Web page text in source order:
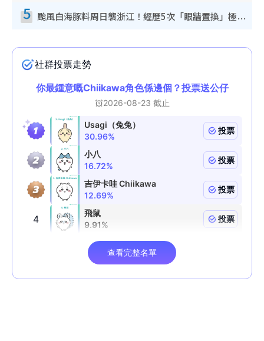
5 颱風白海豚料周日襲浙江！經歷5次「眼牆置換」極罕見 成登陸內地最長途颱風